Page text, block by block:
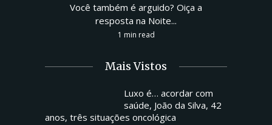
Você também é arguido? Oiça a
resposta na Noite...
1 min read
Mais Vistos
Luxo é… acordar com
saúde, João da Silva, 42
anos, três situações oncológica